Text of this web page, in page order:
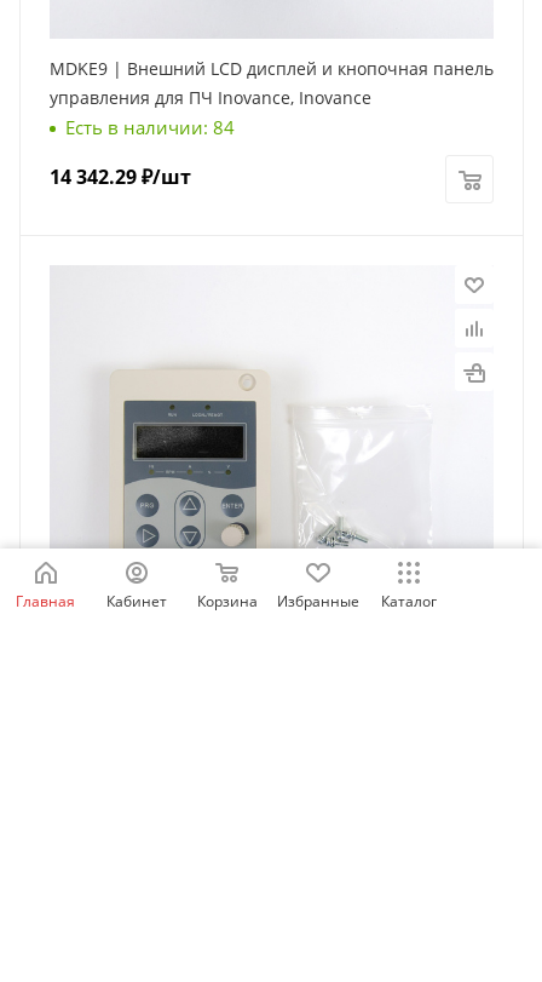
MDKE9 | Внешний LCD дисплей и кнопочная панель
управления для ПЧ Inovance, Inovance
Есть в наличии: 84
14 342.29₽/шт
Главная Кабинет Корзина Избранные Каталог